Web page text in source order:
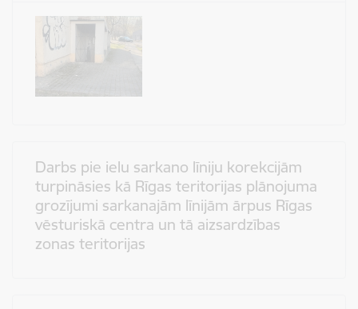
Darbs pie ielu sarkano līniju korekcijām
turpināsies kā Rīgas teritorijas plānojuma
grozījumi sarkanajām līnijām ārpus Rīgas
vēsturiskā centra un tā aizsardzības
zonas teritorijas